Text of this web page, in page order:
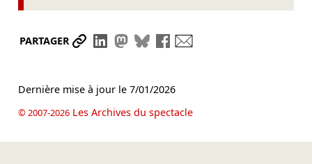
PARTAGER Partager le lien
Partager sur LinkedIn
Partager sur Mastodon
Partager sur Bluesky
Partager sur Facebook
Dernière mise à jour le 7/01/2026
© 2007-2026Les Archives du spectacle